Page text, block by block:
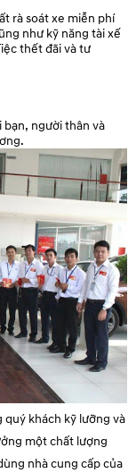
rà soátxe miễn phí
như kỹ năng tài xế
thết đãivà tư
người thân và
quý khách kỹ lưỡng và
một chất lượng
nhà cung cấpcủa